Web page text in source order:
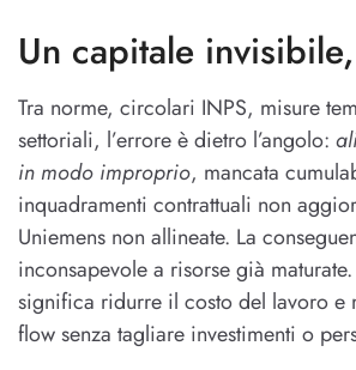
Un capitale
Tra norme, circolari INPS, misure
settoriali, l’errore è dietro l’angolo:
in modo improprio, mancata
inquadramenti contrattuali non
Uniemens non allineate. La
inconsapevole a risorse già
significa ridurre il costo del lavoro e
flow senza tagliare investimenti o